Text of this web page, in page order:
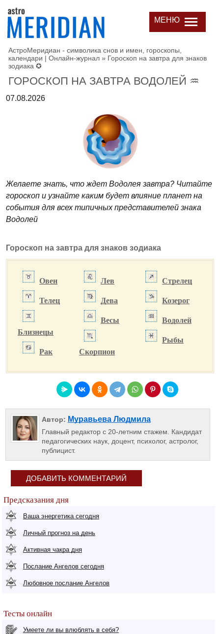
МЕНЮ
АстроМеридиан - символика снов и имен, гороскопы,
календари | Онлайн-журнал » Гороскоп на завтра для знаков
зодиака ✪
ГОРОСКОП НА ЗАВТРА ВОДОЛЕЙ ♒
07.08.2026
Желаете знать, что ждет Водолея завтра? Читайте
гороскоп и узнайте каким будет влияние планет на
события для всех типичных представителей знака
Водолей
Гороскоп на завтра для знаков зодиака
Овен
Телец
Близнецы
Рак
Лев
Дева
Весы
Скорпион
Стрелец
Козерог
Водолей
Рыбы
Автор: Муравьева Людмила
Главный редактор с 20-летним стажем. Кандидат
педагогических наук, доцент, психолог, астролог,
публицист.
ДОБАВИТЬ КОММЕНТАРИЙ
Предсказания дня
Ваша энергетика сегодня
Личный прогноз на день
Активная чакра дня
Послание Ангелов сегодня
Любовное послание Ангелов
Тесты онлайн
Умеете ли вы влюблять в себя?